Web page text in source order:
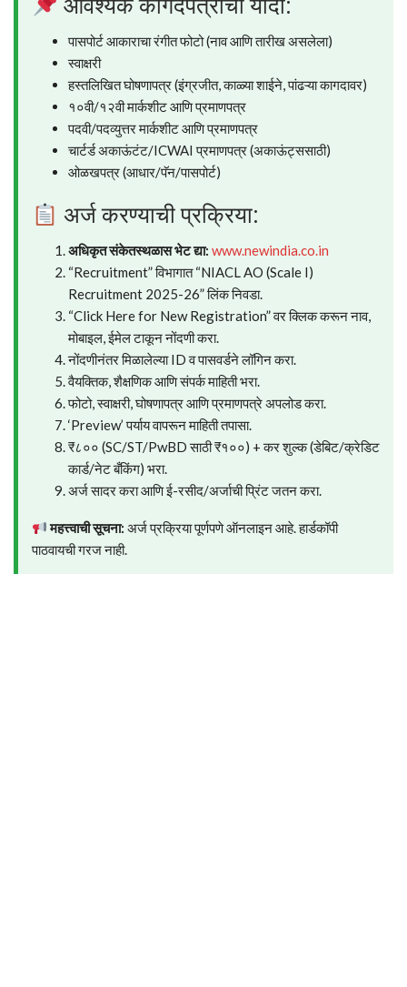
आवश्यक कागदपत्रांची यादी:
पासपोर्ट आकाराचा रंगीत फोटो (नाव आणि तारीख असलेला)
स्वाक्षरी
हस्तलिखित घोषणापत्र (इंग्रजीत, काळ्या शाईने, पांढऱ्या कागदावर)
१०वी/१२वी मार्कशीट आणि प्रमाणपत्र
पदवी/पदव्युत्तर मार्कशीट आणि प्रमाणपत्र
चार्टर्ड अकाऊंटंट/ICWAI प्रमाणपत्र (अकाऊंट्ससाठी)
ओळखपत्र (आधार/पॅन/पासपोर्ट)
अर्ज करण्याची प्रक्रिया:
अधिकृत संकेतस्थळास भेट द्या: www.newindia.co.in
“Recruitment” विभागात “NIACL AO (Scale I)
Recruitment 2025-26” लिंक निवडा.
“Click Here for New Registration” वर क्लिक करून नाव,
मोबाइल, ईमेल टाकून नोंदणी करा.
नोंदणीनंतर मिळालेल्या ID व पासवर्डने लॉगिन करा.
वैयक्तिक, शैक्षणिक आणि संपर्क माहिती भरा.
फोटो, स्वाक्षरी, घोषणापत्र आणि प्रमाणपत्रे अपलोड करा.
‘Preview’ पर्याय वापरून माहिती तपासा.
₹८०० (SC/ST/PwBD साठी ₹१००) + कर शुल्क (डेबिट/क्रेडिट
कार्ड/नेट बँकिंग) भरा.
अर्ज सादर करा आणि ई-रसीद/अर्जाची प्रिंट जतन करा.
महत्त्वाची सूचना: अर्ज प्रक्रिया पूर्णपणे ऑनलाइन आहे. हार्डकॉपी
पाठवायची गरज नाही.